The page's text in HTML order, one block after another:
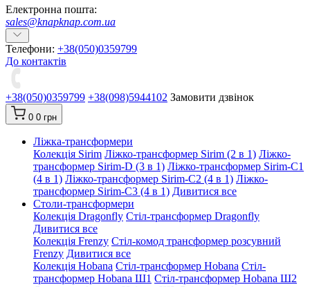
Електронна пошта:
sales@knapknap.com.ua
Телефони: +38(050)0359799
До контактів
+38(050)0359799 +38(098)5944102 Замовити дзвінок
0 0 грн
Ліжка-трансформери
Колекція Sirim Ліжко-трансформер Sirim (2 в 1) Ліжко-
трансформер Sirim-D (3 в 1) Ліжко-трансформер Sirim-C1
(4 в 1) Ліжко-трансформер Sirim-C2 (4 в 1) Ліжко-
трансформер Sirim-C3 (4 в 1) Дивитися все
Столи-трансформери
Колекція Dragonfly Стіл-трансформер Dragonfly
Дивитися все
Колекція Frenzy Стіл-комод трансформер розсувний
Frenzy Дивитися все
Колекція Hobana Стіл-трансформер Hobana Стіл-
трансформер Hobana Ш1 Стіл-трансформер Hobana Ш2